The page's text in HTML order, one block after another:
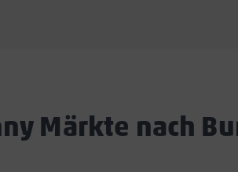
Märkte nach